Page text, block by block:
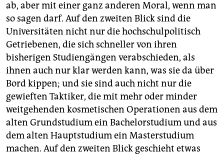
ab, aber mit einer ganz anderen Moral, wenn man
so sagen darf. Auf den zweiten Blick sind die
Universitäten nicht nur die hochschulpolitisch
Getriebenen, die sich schneller von ihren
bisherigen Studiengängen verabschieden, als
ihnen auch nur klar werden kann, was sie da über
Bord kippen; und sie sind auch nicht nur die
gewieften Taktiker, die mit mehr oder minder
weitgehenden kosmetischen Operationen aus dem
alten Grundstudium ein Bachelorstudium und aus
dem alten Hauptstudium ein Masterstudium
machen. Auf den zweiten Blick geschieht etwas